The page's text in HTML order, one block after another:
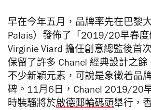
早在今年五月，品牌率先在巴黎
Palais）發佈了「2019/20早春度
Virginie Viard 擔任創意總監後首
保留了許多 Chanel 經典設計之餘
不少新穎元素，可說是象徵着品
碑。11月6日，Chanel 2019/20
時裝騷將於啟德郵輪碼頭舉行，